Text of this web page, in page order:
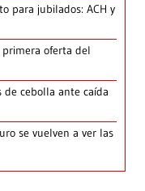
para jubilados: ACH y
primera oferta del
cebolla ante caída
se vuelven a ver las